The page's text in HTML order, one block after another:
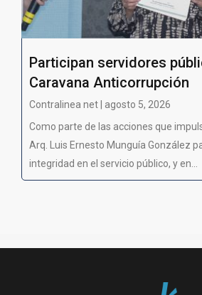
Participan servidores
Caravana Anticorrupción
Contralinea net | agosto 5, 2026
Como parte de las acciones que
Arq. Luis Ernesto Munguía González
integridad en el servicio público, y en...